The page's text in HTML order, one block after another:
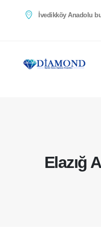
İvedikköy Anadolu
Elazığ